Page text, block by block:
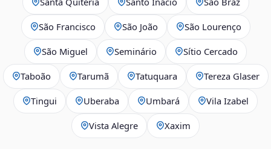
São Francisco São João São Lourenço
São Miguel Seminário Sítio Cercado
Taboão Tarumã Tatuquara Tereza Glaser
Tingui Uberaba Umbará Vila Izabel
Vista Alegre Xaxim